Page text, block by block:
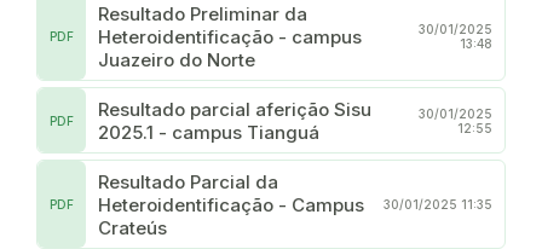
Resultado Preliminar da
Heteroidentificação - campus
Juazeiro do Norte
PDF
30/01/2025
13:48
Resultado parcial aferição Sisu
2025.1 - campus Tianguá
PDF
30/01/2025
12:55
Resultado Parcial da
Heteroidentificação - Campus
Crateús
PDF 30/01/2025 11:35